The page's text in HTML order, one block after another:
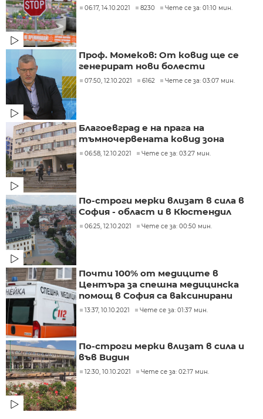
06:17, 14.10.2021 8230 Чете се за: 01:10 мин.
Проф. Момеков: От ковид ще се
генерират нови болести
07:50, 12.10.2021 6162 Чете се за: 03:07 мин.
Благоевград е на прага на
тъмночервената ковид зона
06:58, 12.10.2021 Чете се за: 03:27 мин.
По-строги мерки влизат в сила в
София - област и в Кюстендил
06:25, 12.10.2021 Чете се за: 00:50 мин.
Почти 100% от медиците в
Центъра за спешна медицинска
помощ в София са ваксинирани
13:37, 10.10.2021 Чете се за: 01:37 мин.
По-строги мерки влизат в сила и
във Видин
12:30, 10.10.2021 Чете се за: 02:17 мин.